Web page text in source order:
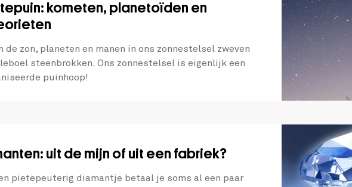
kometen, planetoïden en
de zon, planeten en manen in ons zonnestelsel zweven
steenbrokken. Ons zonnestelsel is eigenlijk een
puinhoop!
uit de mijn of uit een fabriek?
pietepeuterig diamantje betaal je soms al een paar